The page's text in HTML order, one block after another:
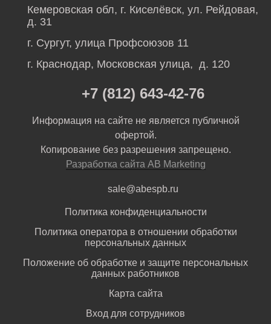
Кемеровская обл, г. Киселёвск, ул. Рейдовая,
д. 31
г. Сургут, улица Профсоюзов 11
г. Краснодар, Московская улица, д. 120
+7 (812) 643-42-76
Информация на сайте не является публичной
офертой.
Копирование без разрешения запрещено.
Разработка сайта AB Marketing
sale@abespb.ru
Политика конфиденциальности
Политика оператора в отношении обработки
персональных данных
Положение об обработке и защите персональных
данных работников
Карта сайта
Вход для сотрудников